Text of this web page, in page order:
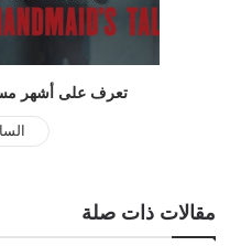
تعرف على أشهر
مقالات ذات صلة